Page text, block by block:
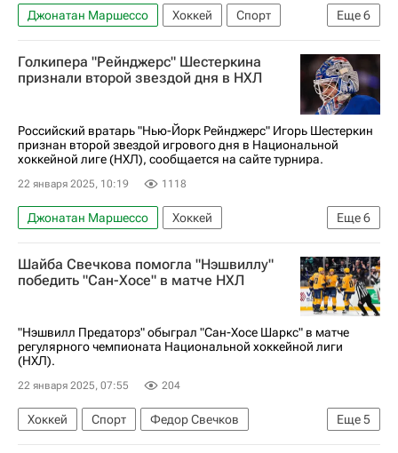
Еще6
Джонатан Маршессо Хоккей
Спорт
Филип Форсберг
Адам Годетт
Оттава Сенаторз
Нэшвилл Предаторз
Артем Зуб
Голкипера "Рейнджерс" Шестеркина
признали второй звездой дня в НХЛ
Российский вратарь "Нью-Йорк Рейнджерс" Игорь Шестеркин
признан второй звездой игрового дня в Национальной
хоккейной лиге (НХЛ), сообщается на сайте турнира.
22 января 2025, 10:19 1118
Еще6
Джонатан Маршессо
Хоккей
Игорь Шестеркин
Спорт
Йеспери Котканиеми
Нью-Йорк Рейнджерс
Национальная хоккейная лига (НХЛ)
Шайба Свечкова помогла "Нэшвиллу"
победить "Сан-Хосе" в матче НХЛ
"Нэшвилл Предаторз" обыграл "Сан-Хосе Шаркс" в матче
регулярного чемпионата Национальной хоккейной лиги
(НХЛ).
22 января 2025, 07:55 204
Еще5
Хоккей Спорт
Федор Свечков
Люк Кунин
Микаэль Гранлунд